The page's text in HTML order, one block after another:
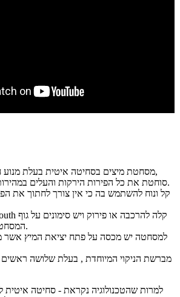
מסחטת מיצים בסחיטה איטית בעלת מנוע חזק מאוד של 240 וואט,
סוחטת את כל הפירות הירקות והעלים במהירות של 70 סיבובים לדקה.
קל ונוח להשתמש בה כי אין צורך לחתוך את
המסחטה כך שקשה להתבלבל.
למסחטה יש מכסה על פתח יציאת המיץ אשר
מברשת הניקוי המיוחדת , בעלת שלושה ראשים
למרות שהטכנולוגיה נקראת - סחיטה